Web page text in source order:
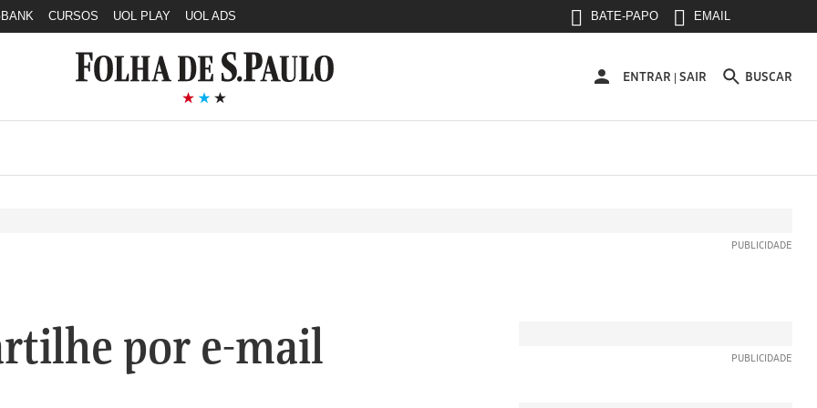
CURSOS UOL PLAY UOL ADS BATE-PAPO EMAIL
ENTRAR
ENTRAR | SAIR BUSCAR
por e-mail